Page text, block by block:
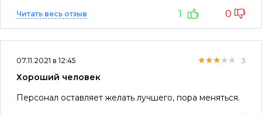
Читать весь отзыв 1 0
07.11.2021 в 12:45 ★★★★★
★★★★★
★★★★★ 3
Хороший человек
Персонал оставляет желать лучшего, пора меняться.